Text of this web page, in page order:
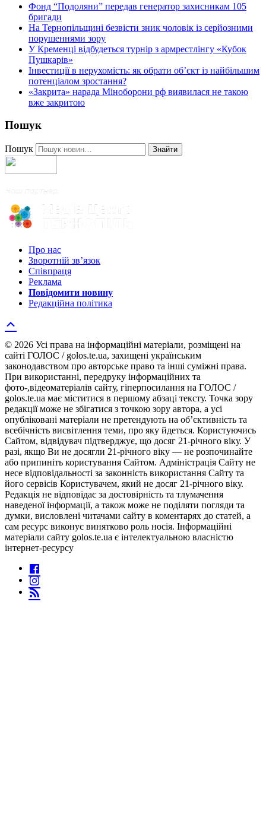
Фонд “Подоляни” передав генератор захисникам 105
бригади
На Тернопільщині безвісти зник чоловік із серйозними
порушеннями зору
У Кременці відбудеться турнір з армрестлінгу «Кубок
Пушкарів»
Інвестиції в нерухомість: як обрати об’єкт із найбільшим
потенціалом зростання?
«Закрита» нарада Міноборони рф виявилася не такою
вже закритою
Пошук
Пошук Знайти
Про нас
Зворотній зв’язок
Співпраця
Реклама
Повідомити новину
Редакційна політика
© 2026 Усі права на інформаційні матеріали, розміщені на
сайті ГОЛОС / golos.te.ua, захищені українським
законодавством про авторське право та інші суміжні права.
При використанні, передруку інформаційних та
фото-,відеоматеріалів сайту, гіперпосилання на ГОЛОС /
golos.te.ua має міститися в першому абзаці тексту. Точка зору
редакції може не збігатися з точкою зору автора, а усі
опубліковані матеріали не претендують на об’єктивність та
всебічність висвітлення теми, про яку йдеться. Користуючись
Сайтом, відвідувач підтверджує, що досяг 21-річного віку. У
разі, якщо Ви не досягли 21-річного віку — не розпочинайте
або припиніть користування Сайтом. Адміністрація Сайту не
несе відповідальності за законність використання Сайту та
його сервісів Користувачем, який не досяг 21-річного віку.
Редакція не відповідає за достовірність та тлумачення
наведеної інформації, а також може не поділяти погляди та
думки, висловлені читачами сайту в коментарях до статей, а
сам ресурс виконує винятково роль носія. Інформаційні
матеріали сайту golos.te.ua є інтелектуальною власністю
інтернет-ресурсу